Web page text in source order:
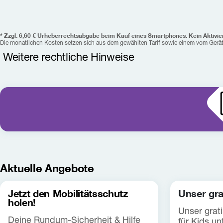
* Zzgl. 6,60 € Urheberrechtsabgabe beim Kauf eines Smartphones. Kein
Die monatlichen Kosten setzen sich aus dem gewählten Tarif sowie einem vom
Weitere rechtliche Hinweise
Gerätetausch (frühestens 12 Monate vor Ablauf der MVD
Der Jugendvorteil ist ein tarifabhängiger
Nutzung beträgt 6 Jahre. Pro Nutzer:in kann nur ein Tarif
Personalausweis) jener Person erforderlich, die den Tarif
Aktuelle Angebote
Jetzt den Mobilitätsschutz
holen!
Deine Rundum-Sicherheit & Hilfe
Unser
Unser